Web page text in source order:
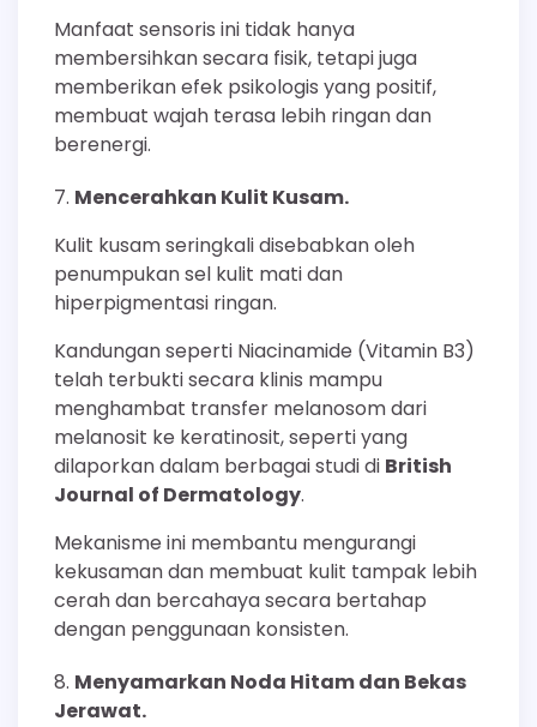
Manfaat sensoris ini tidak hanya
membersihkan secara fisik, tetapi juga
memberikan efek psikologis yang positif,
membuat wajah terasa lebih ringan dan
berenergi.
Mencerahkan Kulit Kusam.
Kulit kusam seringkali disebabkan oleh
penumpukan sel kulit mati dan
hiperpigmentasi ringan.
Kandungan seperti Niacinamide (Vitamin B3)
telah terbukti secara klinis mampu
menghambat transfer melanosom dari
melanosit ke keratinosit, seperti yang
dilaporkan dalam berbagai studi di British
Journal of Dermatology.
Mekanisme ini membantu mengurangi
kekusaman dan membuat kulit tampak lebih
cerah dan bercahaya secara bertahap
dengan penggunaan konsisten.
Menyamarkan Noda Hitam dan Bekas
Jerawat.